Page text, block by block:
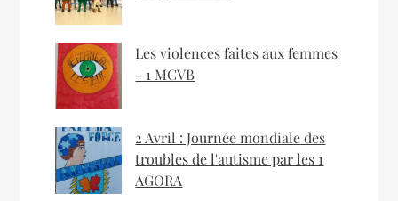
Les violences faites aux femmes
- 1 MCVB
2 Avril : Journée mondiale des
troubles de l'autisme par les 1
AGORA